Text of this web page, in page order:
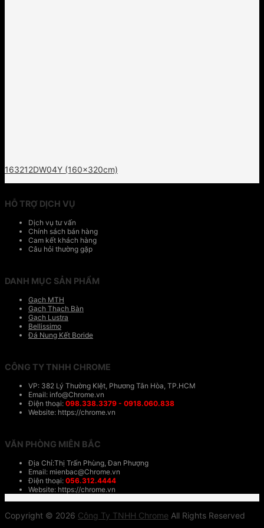
163212DW04Y (160x320cm)
HỖ TRỢ DỊCH VỤ
Dịch vụ tư vấn
Chính sách bán hàng
Cam kết khách hàng
Câu hỏi thường gặp
DANH MỤC SẢN PHẨM
Gạch MTH
Gạch Thạch Bàn
Gạch Lustra
Bellissimo
Đá Nung Kết Boride
CÔNG TY TNHH CHROME
VP: 382 Lý Thường KIệt, Phương Tân Hòa, TP.HCM
Email: info@Chrome.vn
Điện thoại: 098.338.3379 - 0918.060.838
Website: https://chrome.vn
VĂN PHÒNG MIÊN BẮC
Địa Chỉ:Thị Trấn Phùng, Đan Phượng
Email: mienbac@Chrome.vn
Điện thoại: 056.312.4444
Website: https://chrome.vn
Copyright © 2026 Công Ty TNHH Chrome All Rights Reserved